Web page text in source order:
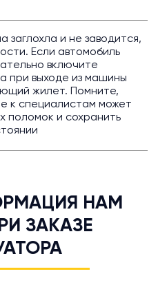
и не заводится,
Если автомобиль
включите
при выходе из машины
жилет. Помните,
к специалистам может
поломок и сохранить
НАМ
ЗАКАЗЕ